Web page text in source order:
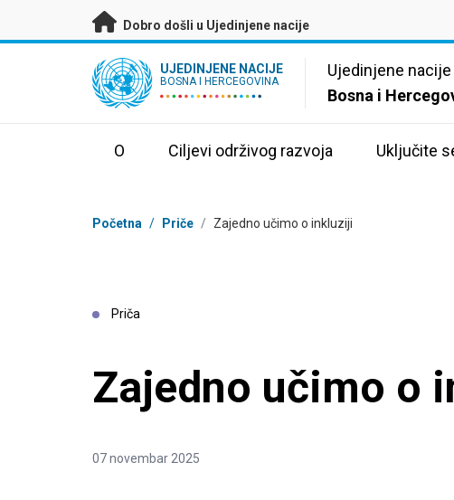
Preskoči na glavni sadržaj
Dobro došli u Ujedinjene nacije
UN Logo UJEDINJENE NACIJE
BOSNA I HERCEGOVINA
Ujedinjene nacije
Bosna i
O Ciljevi održivog razvoja Uključite
Mrvice
Početna / Priče / Zajedno učimo o inkluziji
Priča
Zajedno učimo o
07 novembar 2025